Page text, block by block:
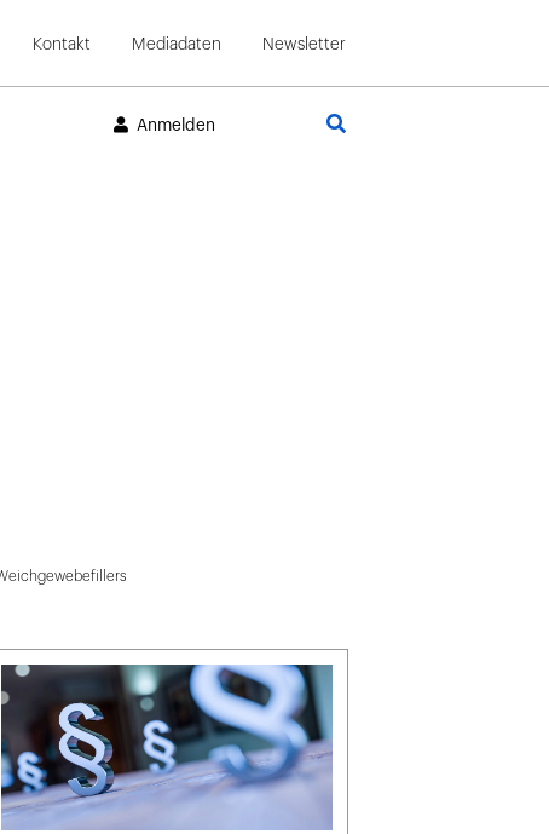
Kontakt Mediadaten Newsletter
Anmelden